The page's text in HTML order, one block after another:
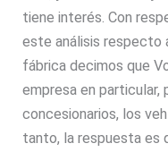
tiene interés. Con
este análisis respecto
fábrica decimos que
empresa en particular,
concesionarios, los
tanto, la respuesta es